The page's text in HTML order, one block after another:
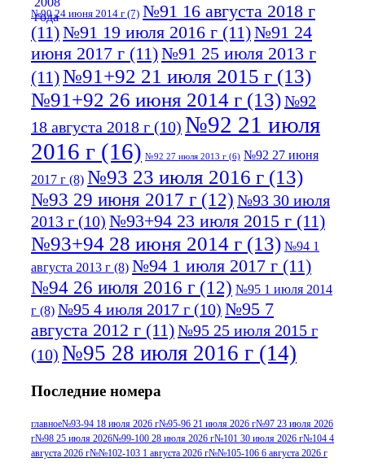
№90 24 июня 2014 г (7) №91 16 августа 2018 г
(11)№91 19 июля 2016 г (11)№91 24
июня 2017 г (11)№91 25 июля 2013 г
(11)№91+92 21 июля 2015 г (13)
№91+92 26 июня 2014 г (13)№92
18 августа 2018 г (10) №92 21 июля
2016 г (16) №92 27 июля 2013 г (6) №92 27 июня
2017 г (8) №93 23 июля 2016 г (13)
№93 29 июня 2017 г (12) №93 30 июля
2013 г (10) №93+94 23 июля 2015 г (11)
№93+94 28 июня 2014 г (13) №94 1
августа 2013 г (8) №94 1 июля 2017 г (11)
№94 26 июля 2016 г (12) №95 1 июля 2014
г (8) №95 4 июля 2017 г (10) №95 7
августа 2012 г (11)№95 25 июля 2015 г
(10) №95 28 июля 2016 г (14)
июля 2017 г(11)№96 9 августа 2012
г(13) №96 28 июля 2015 г(9) №96+97 3
июля 2014 г(10)№96+97 30 июля
Последние номера
главное№93-94 18 июля 2026 г№95-96 21 июля 2026 г№97 23 июля 2026
г№98 25 июля 2026№99-100 28 июля 2026 г№101 30 июля 2026 г№104 4
августа 2026 г№№102-103 1 августа 2026 г№№105-106 6 августа 2026 г